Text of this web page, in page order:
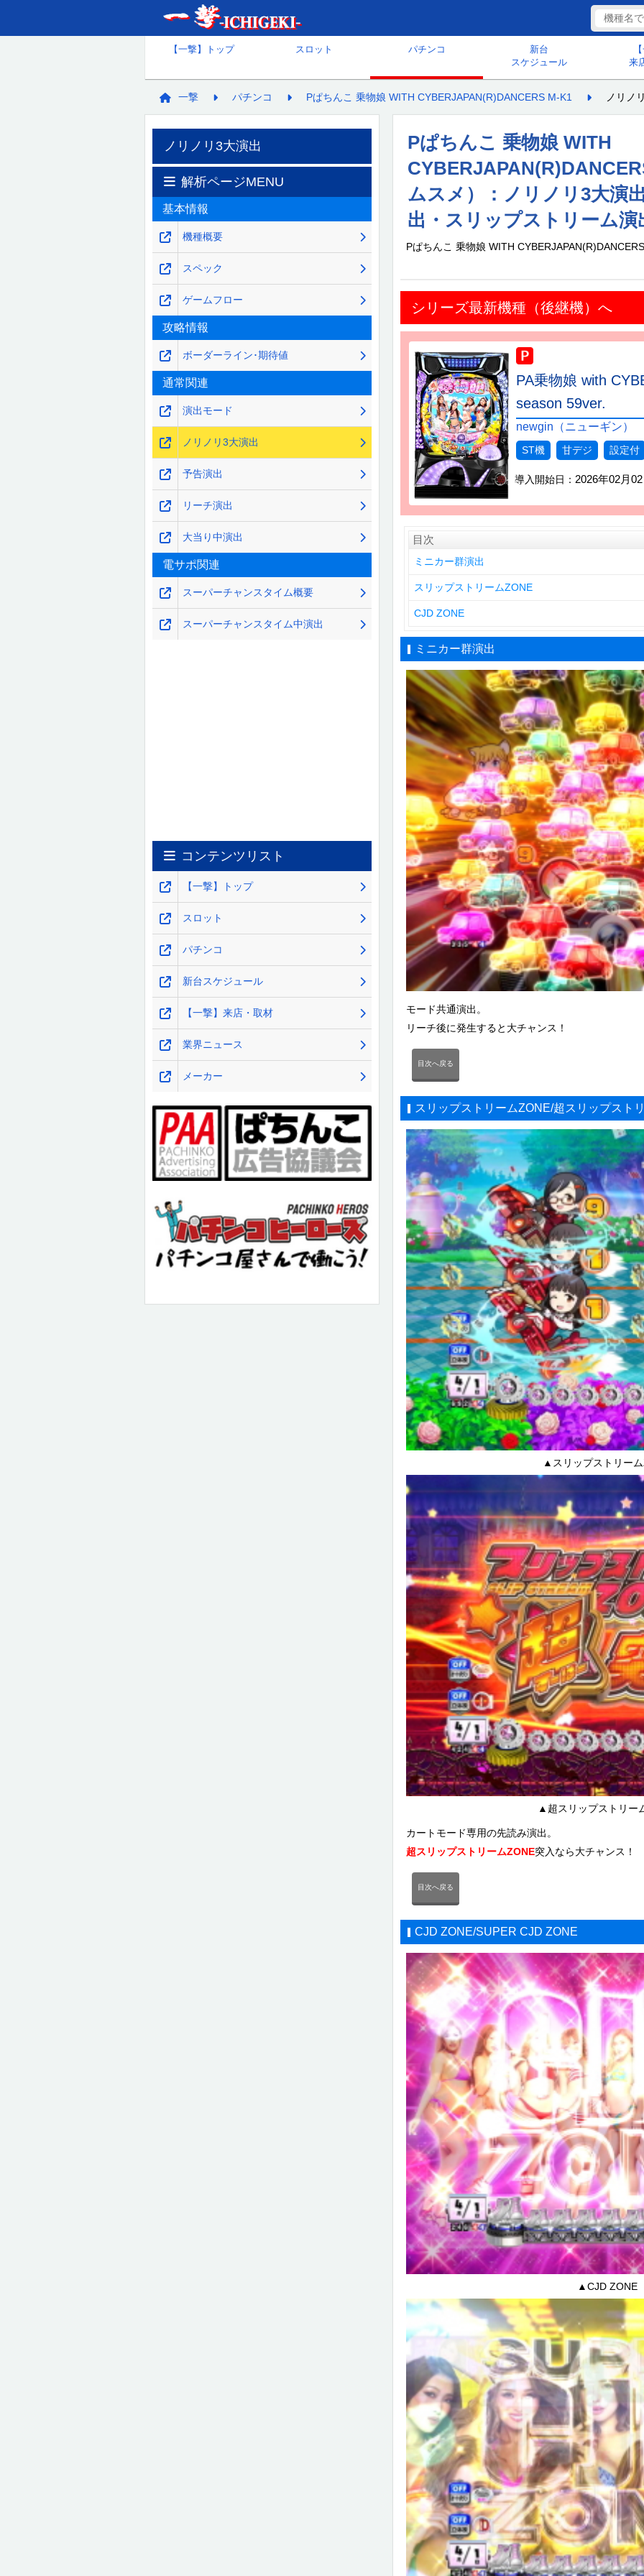
【一撃】トップ スロット パチンコ
新台
スケジュール
来
一撃 パチンコ Pぱちんこ 乗物娘 WITH CYBERJAPAN(R)DANCERS M-K1 ノリノ
Pぱちんこ 乗物娘 WITH
ムスメ）：ノリノリ3大演
出・スリップストリーム演
Pぱちんこ 乗物娘 WITH
シリーズ最新機種（後継機）へ
PA乗物娘 with
season 59ver.
newgin（ニューギン）
ST機 甘デジ 設定付
導入開始日： 2026年02月
目次
ミニカー群演出
スリップストリームZONE
CJD ZONE
ミニカー群演出
モード共通演出。
リーチ後に発生すると大チャンス！
目次へ戻る
スリップストリームZONE/超スリップスト
▲スリップストリー
▲超スリップストリー
カートモード専用の先読み演出。
超スリップストリームZONE突入なら大チャンス！
目次へ戻る
CJD ZONE/SUPER CJD ZONE
▲CJD ZONE
ノリノリ3大演出
解析ページMENU
基本情報
機種概要
スペック
ゲームフロー
攻略情報
ボーダーライン･期待値
通常関連
演出モード
ノリノリ3大演出
予告演出
リーチ演出
大当り中演出
電サポ関連
スーパーチャンスタイム概要
スーパーチャンスタイム中演出
コンテンツリスト
【一撃】トップ
スロット
パチンコ
新台スケジュール
【一撃】来店・取材
業界ニュース
メーカー